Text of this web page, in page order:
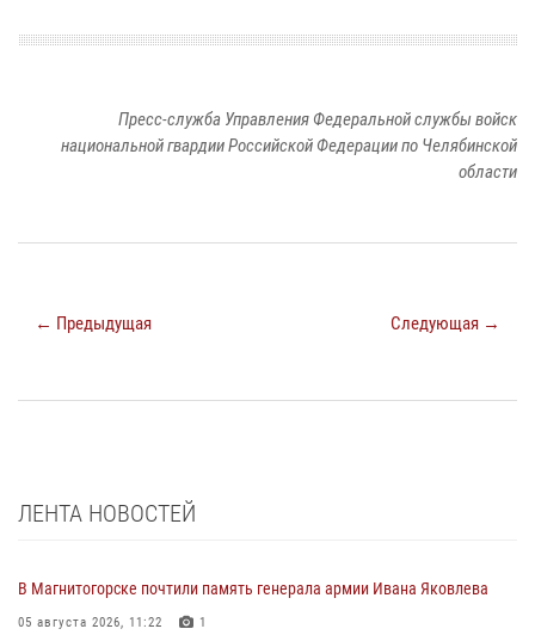
Пресс-служба Управления Федеральной службы войск
национальной гвардии Российской Федерации по Челябинской
области
← Предыдущая Следующая →
ЛЕНТА НОВОСТЕЙ
В Магнитогорске почтили память генерала армии Ивана Яковлева
05 августа 2026, 11:22 1